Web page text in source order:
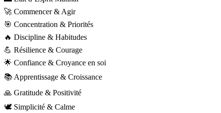
🚀 Commencer & Agir
🎯 Concentration & Priorités
🔥 Discipline & Habitudes
💪 Résilience & Courage
🌟 Confiance & Croyance en soi
📚 Apprentissage & Croissance
🙏 Gratitude & Positivité
🕊️ Simplicité & Calme